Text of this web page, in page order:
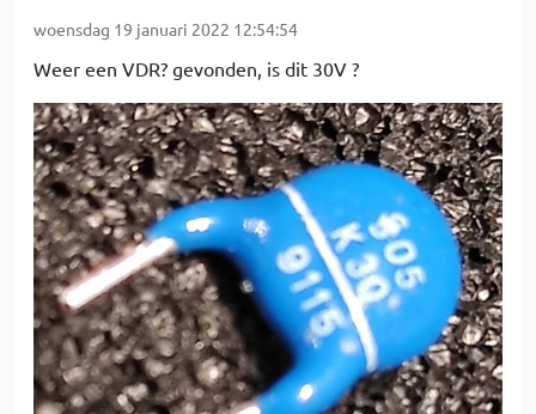
woensdag 19 januari 2022 12:54:54
Weer een VDR? gevonden, is dit 30V ?